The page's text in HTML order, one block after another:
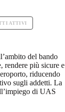
ATTIVI
del bando
rendere più sicure e
riducendo
sugli addetti. La
di UAS